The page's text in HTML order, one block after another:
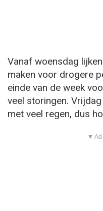
Vanaf woensdag
maken voor drogere
einde van de week
veel storingen.
met veel regen, dus
▼ Ad